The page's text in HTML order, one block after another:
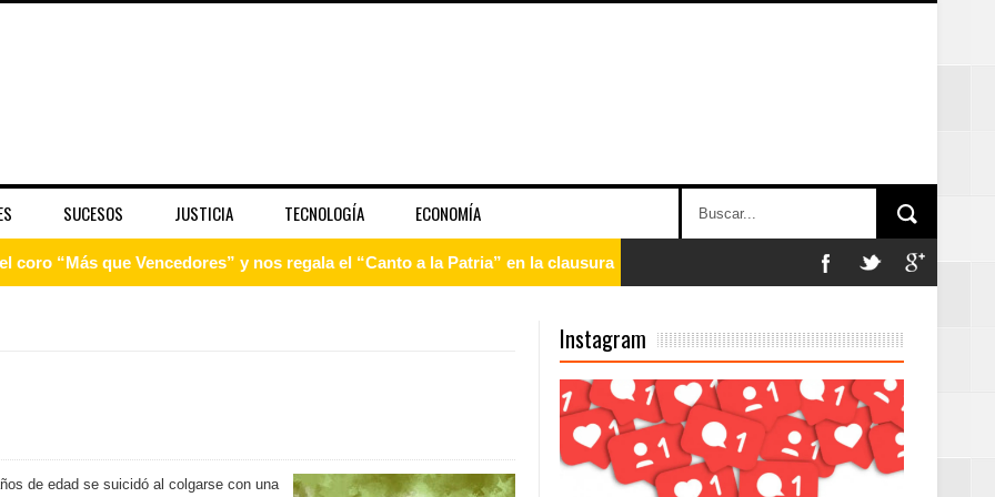
SUCESOS JUSTICIA TECNOLOGÍA ECONOMÍA
coro “Más que Vencedores” y nos regala el “Canto a la Patria” en la clausura
Banreservas lanzan convocatoria para residencias artísticas en París
con una noche de fusiones e invitados de lujo en el Hard Rock Café
de edad se suicidó al colgarse con una
Instagram